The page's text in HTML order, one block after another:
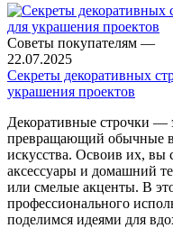
Советы покупателям —
22.07.2025
Секреты декоративных
украшения проектов
Декоративные строчки —
превращающий обычные
искусства. Освоив их, вы
аксессуары и домашний
или смелые акценты. В
профессионального
поделимся идеями для